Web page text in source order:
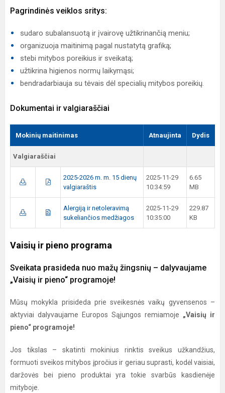
Pagrindinės veiklos sritys:
sudaro subalansuotą ir įvairovę užtikrinančią meniu;
organizuoja maitinimą pagal nustatytą grafiką;
stebi mitybos poreikius ir sveikatą;
užtikrina higienos normų laikymąsi;
bendradarbiauja su tėvais dėl specialių mitybos poreikių.
Dokumentai ir valgiaraščiai
Mokinių maitinimas Atnaujinta Dydis
Valgiaraščiai
2025-2026 m. m. 15 dienų
valgiaraštis
2025-11-29
10:34:59
6.65
MB
Alergiją ir netoleravimą
sukeliančios medžiagos
2025-11-29
10:35:00
229.87
KB
Vaisių ir pieno programa
Sveikata prasideda nuo mažų žingsnių – dalyvaujame
„Vaisių ir pieno“ programoje!
Mūsų mokykla prisideda prie sveikesnės vaikų gyvensenos –
aktyviai dalyvaujame Europos Sąjungos remiamoje „Vaisių ir
pieno“ programoje!
Jos tikslas – skatinti mokinius rinktis sveikus užkandžius,
formuoti sveikos mitybos įpročius ir geriau suprasti, kodėl vaisiai,
daržovės bei pieno produktai yra tokie svarbūs kasdienėje
mityboje.